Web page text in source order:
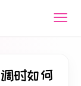
时如何